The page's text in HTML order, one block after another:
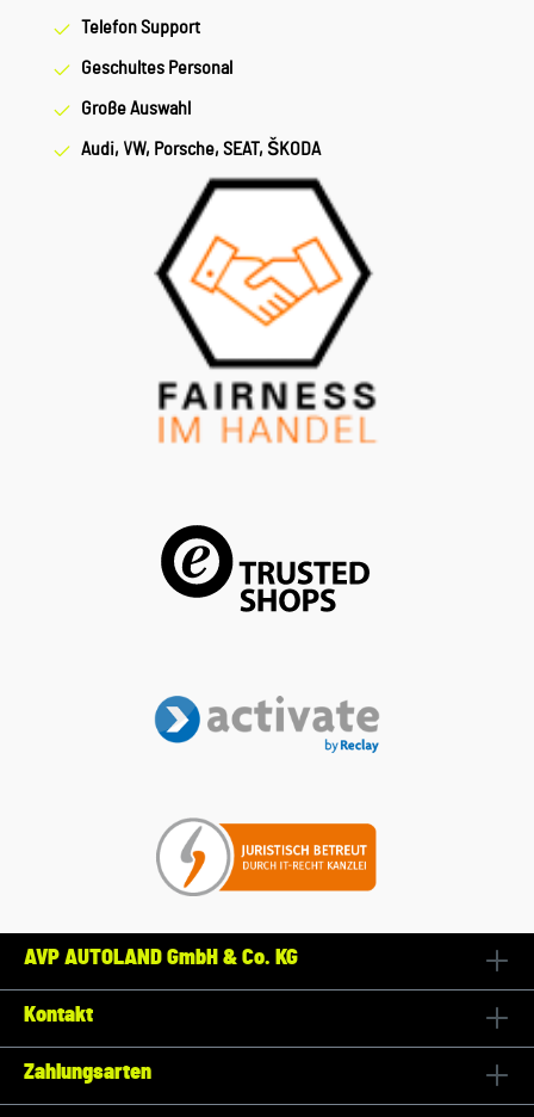
Telefon Support
Geschultes Personal
Große Auswahl
Audi, VW, Porsche, SEAT, ŠKODA
AVP AUTOLAND GmbH & Co. KG
Kontakt
Zahlungsarten